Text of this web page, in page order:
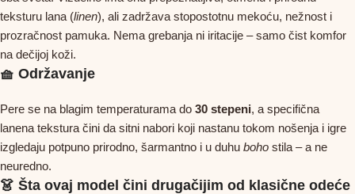
teksturu lana (linen), ali zadržava stopostotnu mekoću, nežnost i
prozračnost pamuka. Nema grebanja ni iritacije – samo čist komfor
na dečijoj koži.
🧺 Održavanje
Pere se na blagim temperaturama do 30 stepeni, a specifična
lanena tekstura čini da sitni nabori koji nastanu tokom nošenja i igre
izgledaju potpuno prirodno, šarmantno i u duhu boho stila – a ne
neuredno.
👗 Šta ovaj model čini drugačijim od klasične odeće